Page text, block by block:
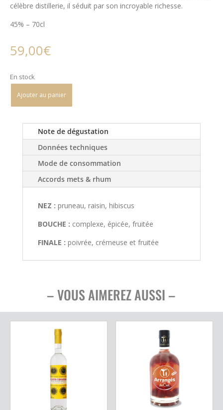
célèbre distillerie, il séduit par son incroyable richesse.
45% – 70cl
59,00€
En stock
Ajouter au panier
Note de dégustation
Données techniques
Mode de consommation
Accords mets & rhum
NEZ : pruneau, raisin, hibiscus
BOUCHE : complexe, épicée, fruitée
FINALE : poivrée, crémeuse et fruitée
– VOUS AIMEREZ AUSSI –